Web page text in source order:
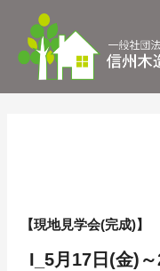
【現地見学会(完成)】
I_5月17日(金)